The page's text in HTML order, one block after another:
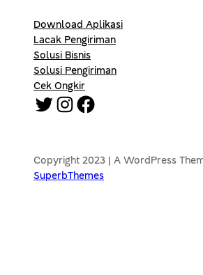
Download Aplikasi
Lacak Pengiriman
Solusi Bisnis
Solusi Pengiriman
Cek Ongkir
Twitter Instagram Facebook
Copyright 2023 | A WordPress
SuperbThemes